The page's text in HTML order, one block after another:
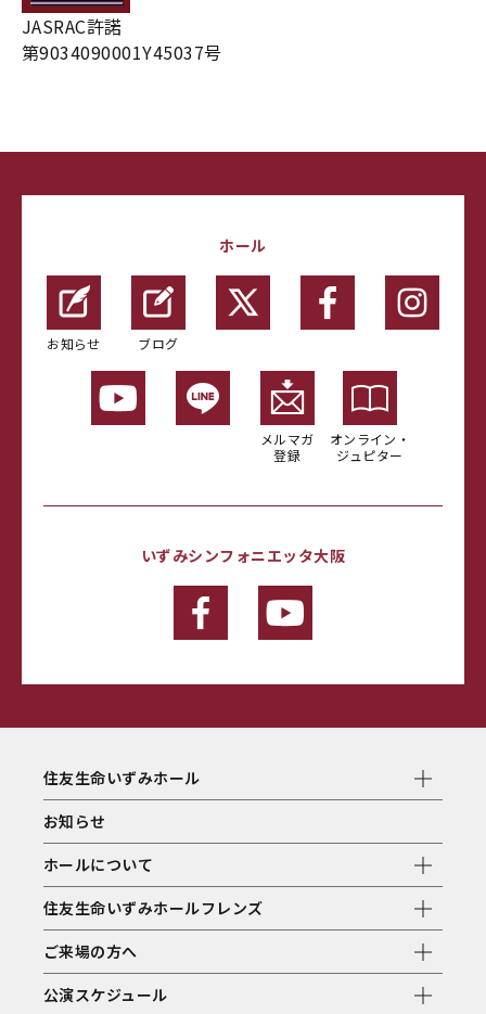
JASRAC許諾
第9034090001Y45037号
ホール
お知らせ ブログ
メルマガ
登録
オンライン・
ジュピター
いずみシンフォニエッタ大阪
住友生命いずみホール
お知らせ
ホールについて
住友生命いずみホールフレンズ
ご来場の方へ
公演スケジュール